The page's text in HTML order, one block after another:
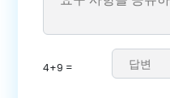
4+9 =